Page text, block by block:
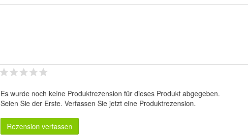
Es wurde noch keine Produktrezension für dieses Produkt abgegeben.
Seien Sie der Erste. Verfassen Sie jetzt eine Produktrezension.
Rezension verfassen